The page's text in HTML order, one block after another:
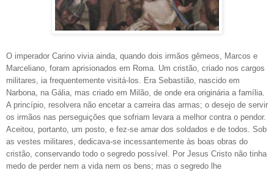
O imperador Carino vivia ainda, quando dois irmãos gêmeos, Marcos e
Marceliano, foram aprisionados em Roma. Um cristão, criado nos cargos
militares, ia frequentemente visitá-los. Era Sebastião, nascido em
Narbona, na Gália, mas criado em Milão, de onde era originária a família.
A princípio, resolvera não encetar a carreira das armas; o desejo de servir
os irmãos nas perseguições que sofriam levara a melhor contra o pendor.
Aceitou, portanto, um posto, e fez-se amar dos soldados e de todos. Sob
as vestes militares, dedicava-se incessantemente às boas obras do
cristão, conservando todo o segredo possível. Por Jesus Cristo não tinha
medo de perder nem a vida nem os bens; mas o segredo lhe